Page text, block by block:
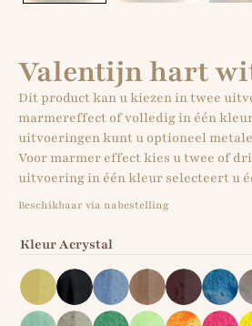
Valentijn hart
Dit product kan u kiezen in twee
marmereffect of volledig in één
uitvoeringen kunt u optioneel
Voor marmer effect kies u twee of
uitvoering in één kleur selecteert u
Beschikbaar via nabestelling
Kleur Acrystal